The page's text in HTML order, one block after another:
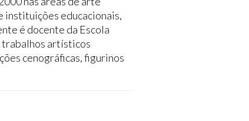
instituições educacionais,
é docente da Escola
trabalhos artísticos
cenográficas, figurinos